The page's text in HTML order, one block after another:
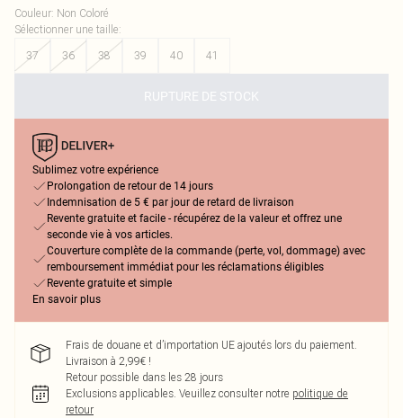
Couleur: Non Coloré
Sélectionner une taille:
37
36 38 39 40 41
RUPTURE DE STOCK
Sublimez votre expérience
Prolongation de retour de 14 jours
Indemnisation de 5 € par jour de retard de livraison
Revente gratuite et facile - récupérez de la valeur et offrez une
seconde vie à vos articles.
Couverture complète de la commande (perte, vol, dommage) avec
remboursement immédiat pour les réclamations éligibles
Revente gratuite et simple
En savoir plus
Frais de douane et d’importation UE ajoutés lors du paiement.
Livraison à 2,99€ !
Retour possible dans les 28 jours
Exclusions applicables. Veuillez consulter notre politique de
retour